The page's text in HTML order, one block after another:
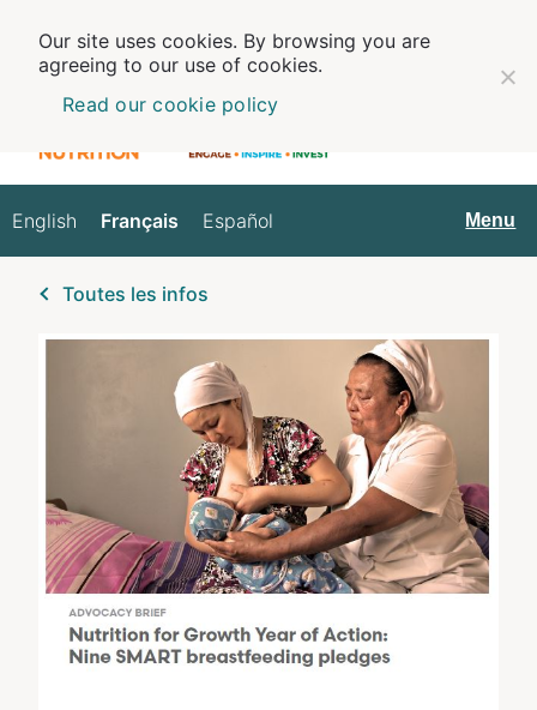
Français
English Français Español Menu
Toutes les infos
Our site uses cookies. By browsing you are
agreeing to our use of cookies.
Read our cookie policy